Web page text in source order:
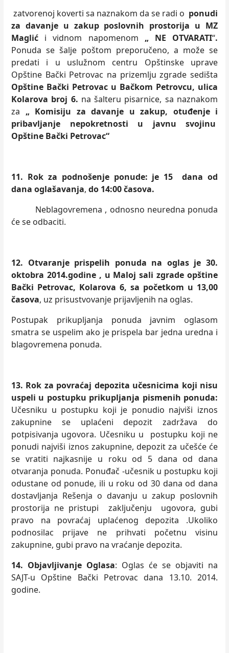
zatvorenoj koverti sa naznakom da se radi o ponudi
za davanje u zakup poslovnih prostorija u MZ
Maglić i vidnom napomenom „ NE OTVARATI“.
Ponuda se šalje poštom preporučeno, a može se
predati i u uslužnom centru Opštinske uprave
Opštine Bački Petrovac na prizemlju zgrade sedišta
Opštine Bački Petrovac u Bačkom Petrovcu, ulica
Kolarova broj 6. na šalteru pisarnice, sa naznakom
za „ Komisiju za davanje u zakup, otuđenje i
pribavljanje nepokretnosti u javnu svojinu
Opštine Bački Petrovac“
11. Rok za podnošenje ponude: je 15 dana od
dana oglašavanja, do 14:00 časova.
Neblagovremena , odnosno neuredna ponuda
će se odbaciti.
12. Otvaranje prispelih ponuda na oglas je 30.
oktobra 2014.godine , u Maloj sali zgrade opštine
Bački Petrovac, Kolarova 6, sa početkom u 13,00
časova, uz prisustvovanje prijavljenih na oglas.
Postupak prikupljanja ponuda javnim oglasom
smatra se uspelim ako je prispela bar jedna uredna i
blagovremena ponuda.
13. Rok za povraćaj depozita učesnicima koji nisu
uspeli u postupku prikupljanja pismenih ponuda:
Učesniku u postupku koji je ponudio najviši iznos
zakupnine se uplaćeni depozit zadržava do
potpisivanja ugovora. Učesniku u postupku koji ne
ponudi najviši iznos zakupnine, depozit za učešće će
se vratiti najkasnije u roku od 5 dana od dana
otvaranja ponuda. Ponuđač -učesnik u postupku koji
odustane od ponude, ili u roku od 30 dana od dana
dostavljanja Rešenja o davanju u zakup poslovnih
prostorija ne pristupi zaključenju ugovora, gubi
pravo na povraćaj uplaćenog depozita .Ukoliko
podnosilac prijave ne prihvati početnu visinu
zakupnine, gubi pravo na vraćanje depozita.
14. Objavljivanje Oglasa: Oglas će se objaviti na
SAJT-u Opštine Bački Petrovac dana 13.10. 2014.
godine.